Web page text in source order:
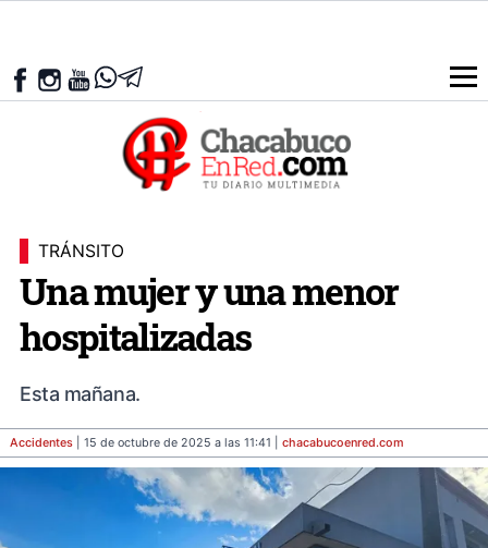
TRÁNSITO
Una mujer y una menor
hospitalizadas
Esta mañana.
Accidentes | 15 de octubre de 2025 a las 11:41 | chacabucoenred.com